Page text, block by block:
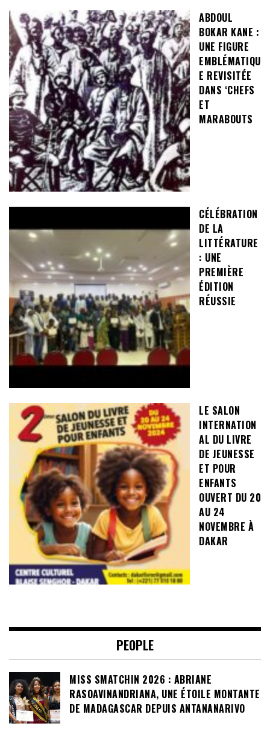
ABDOUL
BOKAR KANE :
UNE FIGURE
EMBLÉMATIQU
E REVISITÉE
DANS ‘CHEFS
ET
MARABOUTS
CÉLÉBRATION
DE LA
LITTÉRATURE
: UNE
PREMIÈRE
ÉDITION
RÉUSSIE
LE SALON
INTERNATION
AL DU LIVRE
DE JEUNESSE
ET POUR
ENFANTS
OUVERT DU 20
AU 24
NOVEMBRE À
DAKAR
PEOPLE
MISS SMATCHIN 2026 : ABRIANE
RASOAVINANDRIANA, UNE ÉTOILE MONTANTE
DE MADAGASCAR DEPUIS ANTANANARIVO